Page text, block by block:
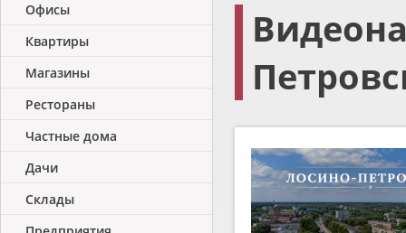
Офисы
Квартиры
Магазины
Рестораны
Частные дома
Дачи
Склады